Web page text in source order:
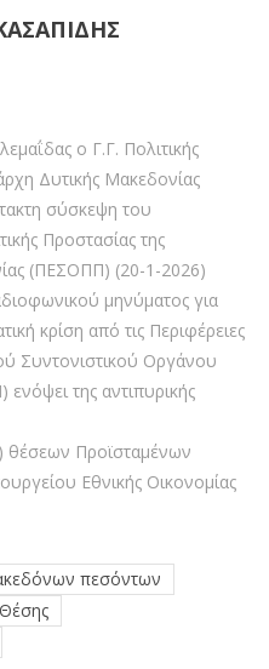
ο Γ.Γ. Πολιτικής
Δυτικής Μακεδονίας
σύσκεψη του
Προστασίας της
(ΠΕΣΟΠΠ) (20-1-2026)
μηνύματος για
κρίση από τις Περιφέρειες
Συντονιστικού Οργάνου
της αντιπυρικής
θέσεων Προϊσταμένων
Εθνικής Οικονομίας
πεσόντων